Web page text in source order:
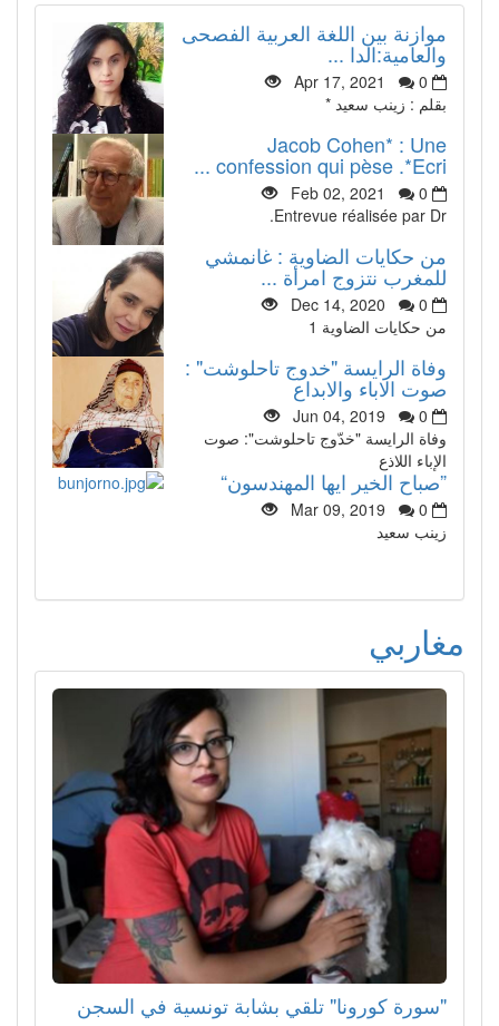
موازنة بين اللغة العربية الفصحى
والعامية:الدا ...
Apr 17, 2021
0
بقلم : زينب سعيد *
Jacob Cohen* : Une
confession qui pèse .*Ecri ...
Feb 02, 2021
0
Entrevue réalisée par Dr.
من حكايات الضاوية : غانمشي
للمغرب نتزوج امرأة ...
Dec 14, 2020
0
من حكايات الضاوية 1
وفاة الرايسة "خدوج تاحلوشت" :
صوت الاباء والابداع
Jun 04, 2019
0
وفاة الرايسة "خدّوج تاحلوشت": صوت
الإباء اللاذع
”صباح الخير ايها المهندسون“
Mar 09, 2019
0
زينب سعيد
مغاربي
"سورة كورونا" تلقي بشابة تونسية في السجن